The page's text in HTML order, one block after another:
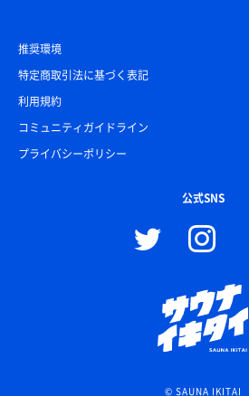
推奨環境
特定商取引法に基づく表記
利用規約
コミュニティガイドライン
プライバシーポリシー
公式SNS
© SAUNA IKITAI